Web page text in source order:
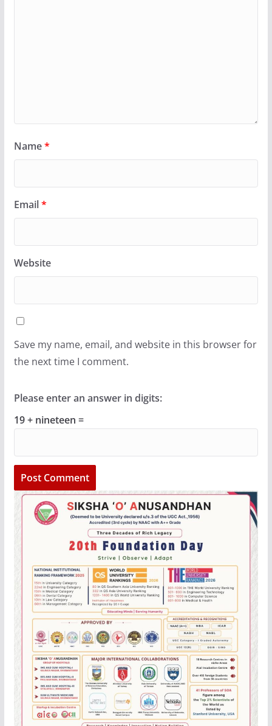
Name*
Email*
Website
Save my name, email, and website in this browser for
the next time I comment.
Please enter an answer in digits:
19 + nineteen =